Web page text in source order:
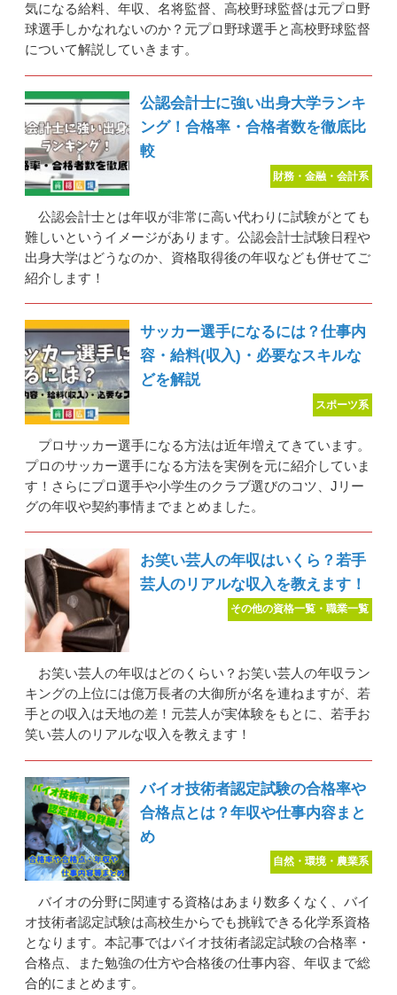
気になる給料、年収、名将監督、高校野球監督は元プロ野
球選手しかなれないのか？元プロ野球選手と高校野球監督
について解説していきます。
公認会計士に強い出身大学ランキ
ング！合格率・合格者数を徹底比
較
財務・金融・会計系
公認会計士とは年収が非常に高い代わりに試験がとても
難しいというイメージがあります。公認会計士試験日程や
出身大学はどうなのか、資格取得後の年収なども併せてご
紹介します！
サッカー選手になるには？仕事内
容・給料(収入)・必要なスキルな
どを解説
スポーツ系
プロサッカー選手になる方法は近年増えてきています。
プロのサッカー選手になる方法を実例を元に紹介していま
す！さらにプロ選手や小学生のクラブ選びのコツ、Jリー
グの年収や契約事情までまとめました。
お笑い芸人の年収はいくら？若手
芸人のリアルな収入を教えます！
その他の資格一覧・職業一覧
お笑い芸人の年収はどのくらい？お笑い芸人の年収ラン
キングの上位には億万長者の大御所が名を連ねますが、若
手との収入は天地の差！元芸人が実体験をもとに、若手お
笑い芸人のリアルな収入を教えます！
バイオ技術者認定試験の合格率や
合格点とは？年収や仕事内容まと
め
自然・環境・農業系
バイオの分野に関連する資格はあまり数多くなく、バイ
オ技術者認定試験は高校生からでも挑戦できる化学系資格
となります。本記事ではバイオ技術者認定試験の合格率・
合格点、また勉強の仕方や合格後の仕事内容、年収まで総
合的にまとめます。